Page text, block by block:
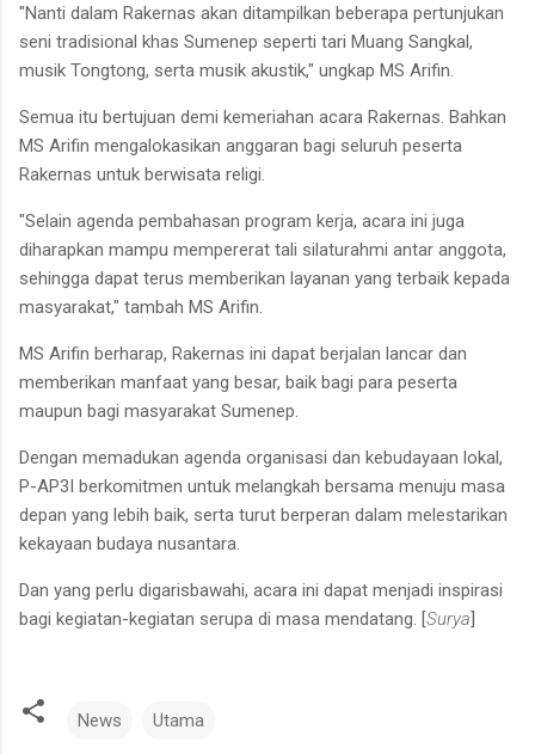
"Nanti dalam Rakernas akan ditampilkan beberapa pertunjukan
seni tradisional khas Sumenep seperti tari Muang Sangkal,
musik Tongtong, serta musik akustik," ungkap MS Arifin.
Semua itu bertujuan demi kemeriahan acara Rakernas. Bahkan
MS Arifin mengalokasikan anggaran bagi seluruh peserta
Rakernas untuk berwisata religi.
"Selain agenda pembahasan program kerja, acara ini juga
diharapkan mampu mempererat tali silaturahmi antar anggota,
sehingga dapat terus memberikan layanan yang terbaik kepada
masyarakat," tambah MS Arifin.
MS Arifin berharap, Rakernas ini dapat berjalan lancar dan
memberikan manfaat yang besar, baik bagi para peserta
maupun bagi masyarakat Sumenep.
Dengan memadukan agenda organisasi dan kebudayaan lokal,
P-AP3I berkomitmen untuk melangkah bersama menuju masa
depan yang lebih baik, serta turut berperan dalam melestarikan
kekayaan budaya nusantara.
Dan yang perlu digarisbawahi, acara ini dapat menjadi inspirasi
bagi kegiatan-kegiatan serupa di masa mendatang. [Surya]
News Utama